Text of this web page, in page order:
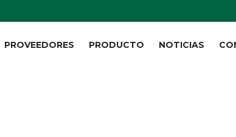
PROVEEDORES PRODUCTO NOTICIAS